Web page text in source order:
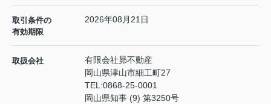
取引条件の
有効期限
2026年08月21日
取扱会社
有限会社昴不動産
岡山県津山市細工町27
TEL:0868-25-0001
岡山県知事 (9) 第3250号